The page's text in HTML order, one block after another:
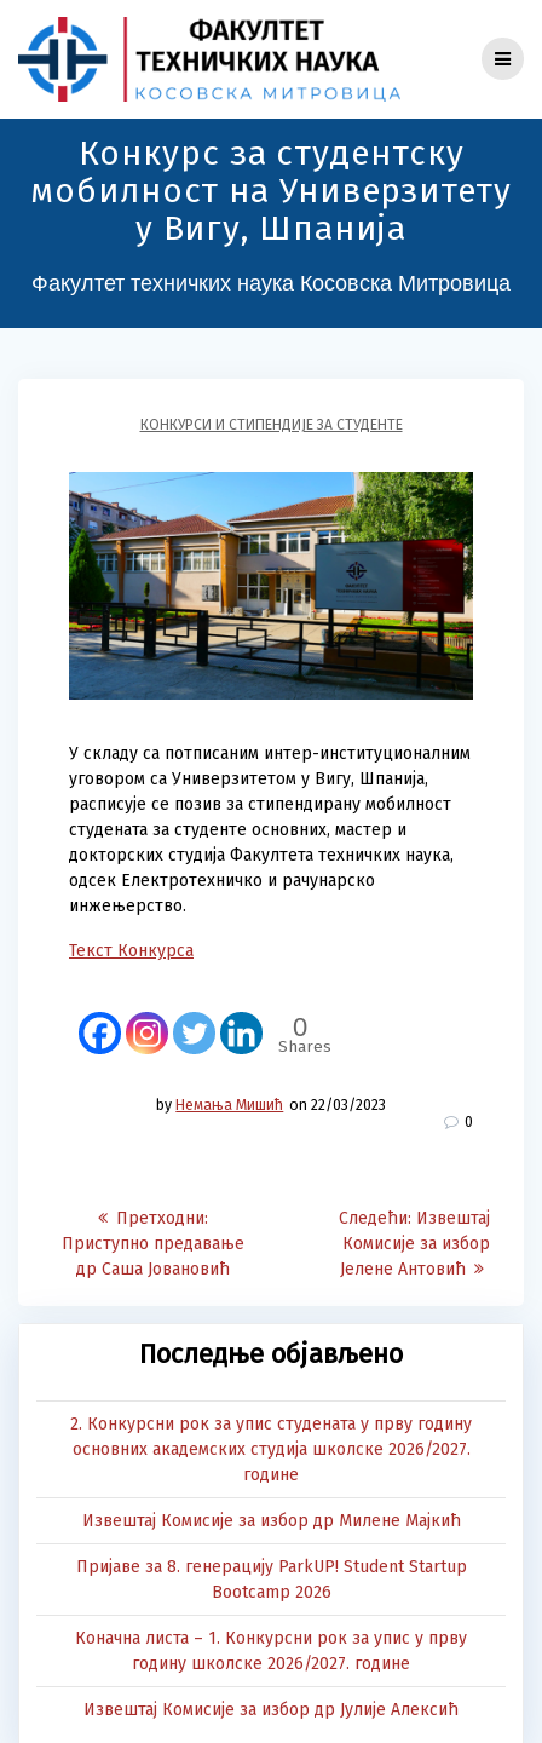
to
content
Конкурс за студентску
мобилност на Универзитету
у Вигу, Шпанија
Факултет техничких наука Косовска Митровица
КОНКУРСИ И СТИПЕНДИЈЕ ЗА СТУДЕНТЕ
У складу са потписаним интер-институционалним
уговором са Универзитетом у Вигу, Шпанија,
расписује се позив за стипендирану мобилност
студената за студенте основних, мастер и
докторских студија Факултета техничких наука,
одсек Електротехничко и рачунарско
инжењерство.
Текст Конкурса
0
Shares
by Немања Мишић on 22/03/2023
0
Post
navigation
Претходни:Претходна
објава:
Приступно предавање
др Саша Јовановић
Следећи: Следећа
објава:
Извештај
Комисије за избор
Јелене Антовић
Последње објављено
2. Конкурсни рок за упис студената у прву годину
основних академских студија школске 2026/2027.
године
Извештај Комисије за избор др Милене Мајкић
Пријаве за 8. генерацију ParkUP! Student Startup
Bootcamp 2026
Коначна листа – 1. Конкурсни рок за упис у прву
годину школске 2026/2027. године
Извештај Комисије за избор др Јулије Алексић